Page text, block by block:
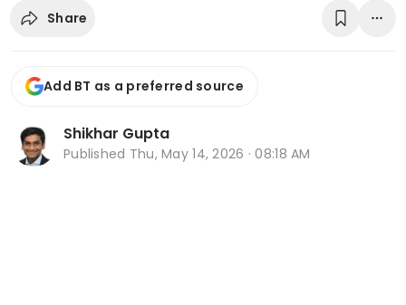
Share
Add BT as a preferred source
Shikhar Gupta
Published Thu, May 14, 2026 · 08:18 AM